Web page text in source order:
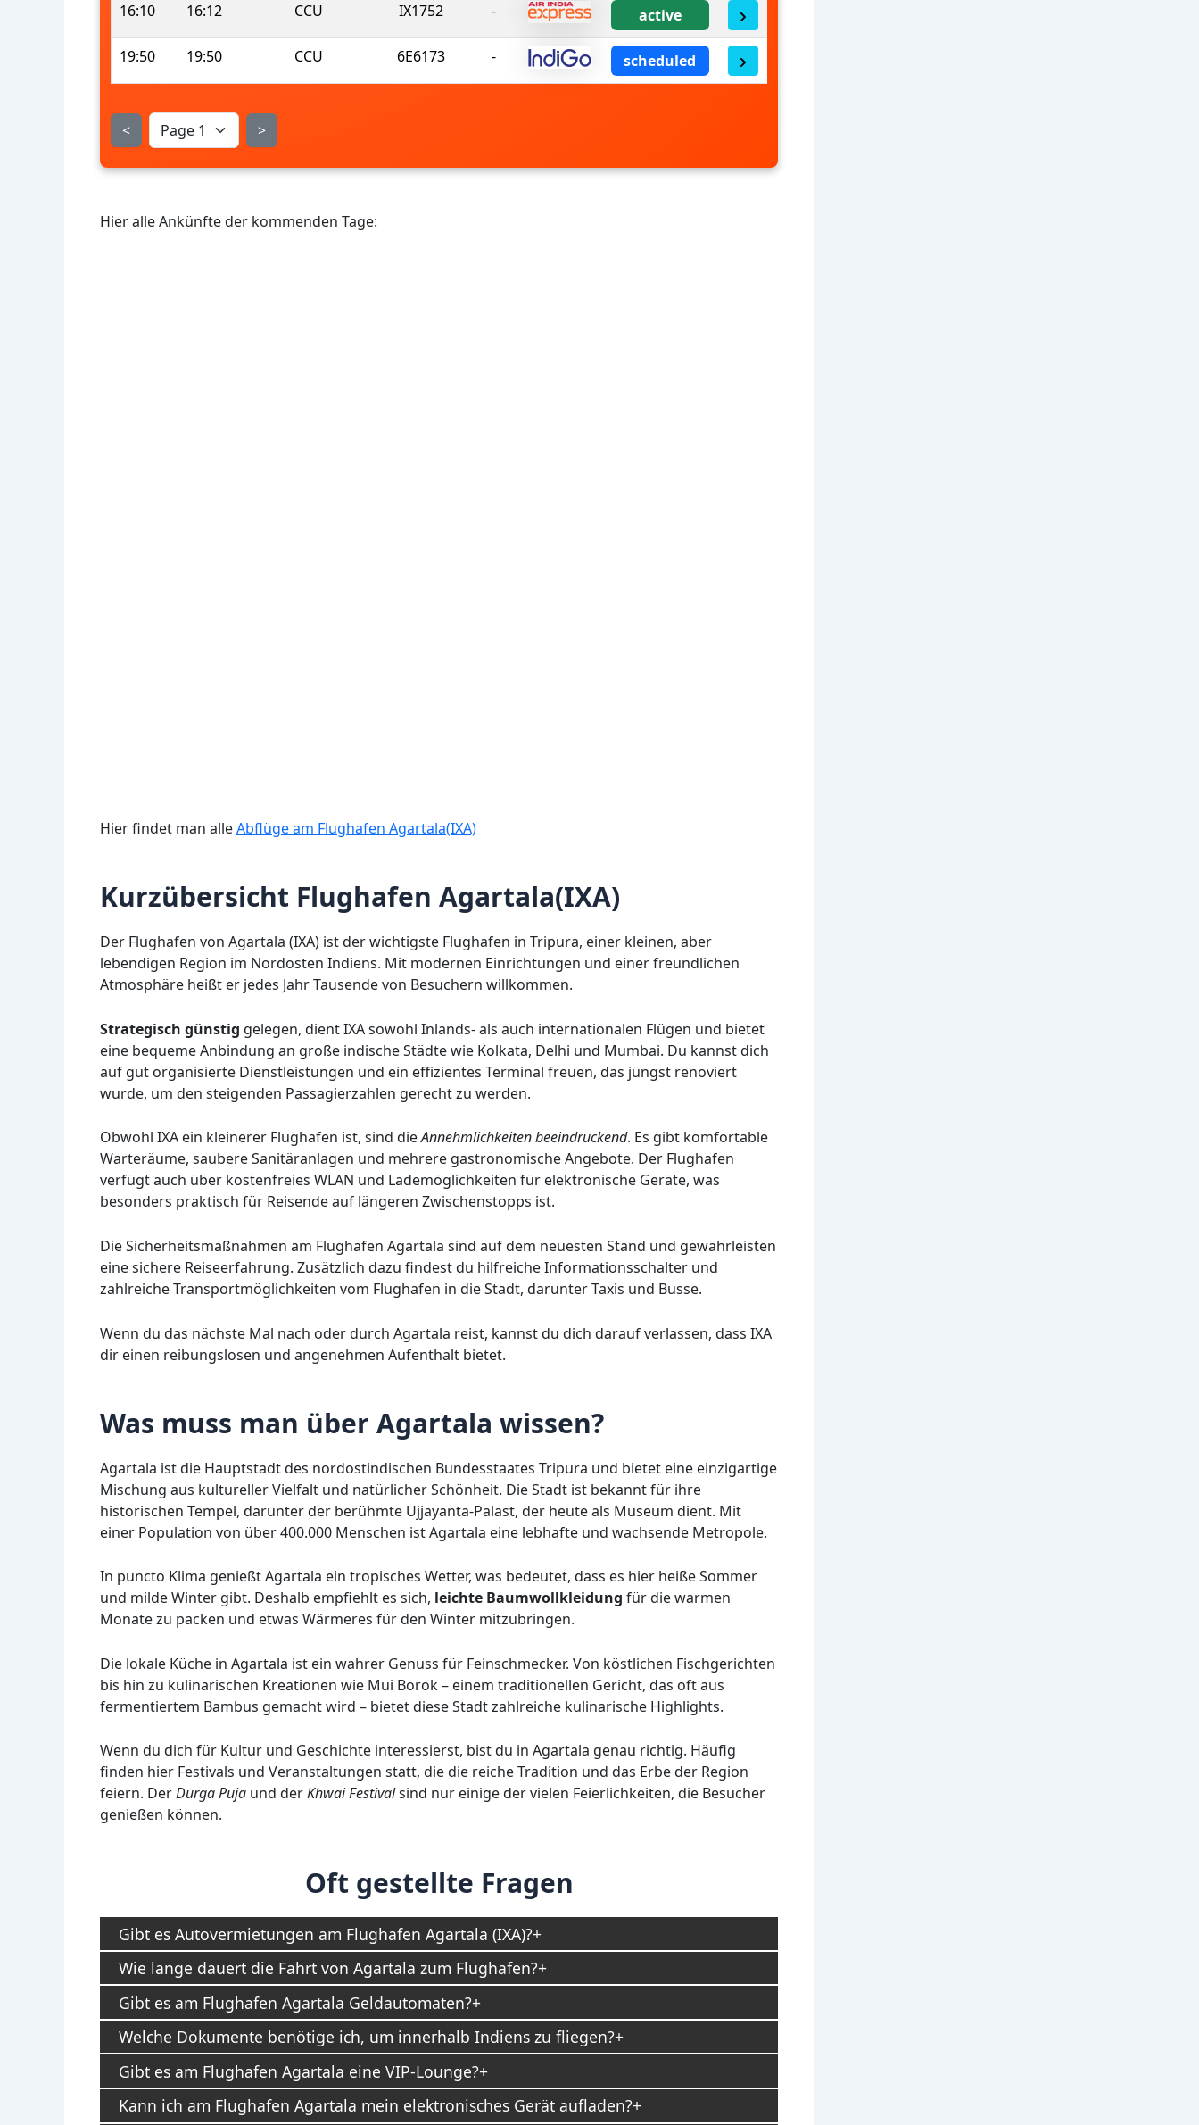
16:10 16:12 CCU IX1752 - active
19:50 19:50 CCU 6E6173 - scheduled
< >
Hier alle Ankünfte der kommenden Tage:
Hier findet man alleAbflüge am Flughafen Agartala(IXA)
Kurzübersicht Flughafen Agartala(IXA)
Der Flughafen von Agartala (IXA) ist der wichtigste Flughafen in Tripura, einer kleinen, aber
lebendigen Region im Nordosten Indiens. Mit modernen Einrichtungen und einer freundlichen
Atmosphäre heißt er jedes Jahr Tausende von Besuchern willkommen.
Strategisch günstig gelegen, dient IXA sowohl Inlands- als auch internationalen Flügen und bietet
eine bequeme Anbindung an große indische Städte wie Kolkata, Delhi und Mumbai. Du kannst dich
auf gut organisierte Dienstleistungen und ein effizientes Terminal freuen, das jüngst renoviert
wurde, um den steigenden Passagierzahlen gerecht zu werden.
Obwohl IXA ein kleinerer Flughafen ist, sind dieAnnehmlichkeiten beeindruckend. Es gibt komfortable
Warteräume, saubere Sanitäranlagen und mehrere gastronomische Angebote. Der Flughafen
verfügt auch über kostenfreies WLAN und Lademöglichkeiten für elektronische Geräte, was
besonders praktisch für Reisende auf längeren Zwischenstopps ist.
Die Sicherheitsmaßnahmen am Flughafen Agartala sind auf dem neuesten Stand und gewährleisten
eine sichere Reiseerfahrung. Zusätzlich dazu findest du hilfreiche Informationsschalter und
zahlreiche Transportmöglichkeiten vom Flughafen in die Stadt, darunter Taxis und Busse.
Wenn du das nächste Mal nach oder durch Agartala reist, kannst du dich darauf verlassen, dass IXA
dir einen reibungslosen und angenehmen Aufenthalt bietet.
Was muss man über Agartala wissen?
Agartala ist die Hauptstadt des nordostindischen Bundesstaates Tripura und bietet eine einzigartige
Mischung aus kultureller Vielfalt und natürlicher Schönheit. Die Stadt ist bekannt für ihre
historischen Tempel, darunter der berühmte Ujjayanta-Palast, der heute als Museum dient. Mit
einer Population von über 400.000 Menschen ist Agartala eine lebhafte und wachsende Metropole.
In puncto Klima genießt Agartala ein tropisches Wetter, was bedeutet, dass es hier heiße Sommer
und milde Winter gibt. Deshalb empfiehlt es sich, leichte Baumwollkleidung für die warmen
Monate zu packen und etwas Wärmeres für den Winter mitzubringen.
Die lokale Küche in Agartala ist ein wahrer Genuss für Feinschmecker. Von köstlichen Fischgerichten
bis hin zu kulinarischen Kreationen wie Mui Borok – einem traditionellen Gericht, das oft aus
fermentiertem Bambus gemacht wird – bietet diese Stadt zahlreiche kulinarische Highlights.
Wenn du dich für Kultur und Geschichte interessierst, bist du in Agartala genau richtig. Häufig
finden hier Festivals und Veranstaltungen statt, die die reiche Tradition und das Erbe der Region
feiern. DerDurga Puja und derKhwai Festivalsind nur einige der vielen Feierlichkeiten, die Besucher
genießen können.
Oft gestellte Fragen
Gibt es Autovermietungen am Flughafen Agartala (IXA)?
Wie lange dauert die Fahrt von Agartala zum Flughafen?
Gibt es am Flughafen Agartala Geldautomaten?
Welche Dokumente benötige ich, um innerhalb Indiens zu fliegen?
Gibt es am Flughafen Agartala eine VIP-Lounge?
Kann ich am Flughafen Agartala mein elektronisches Gerät aufladen?